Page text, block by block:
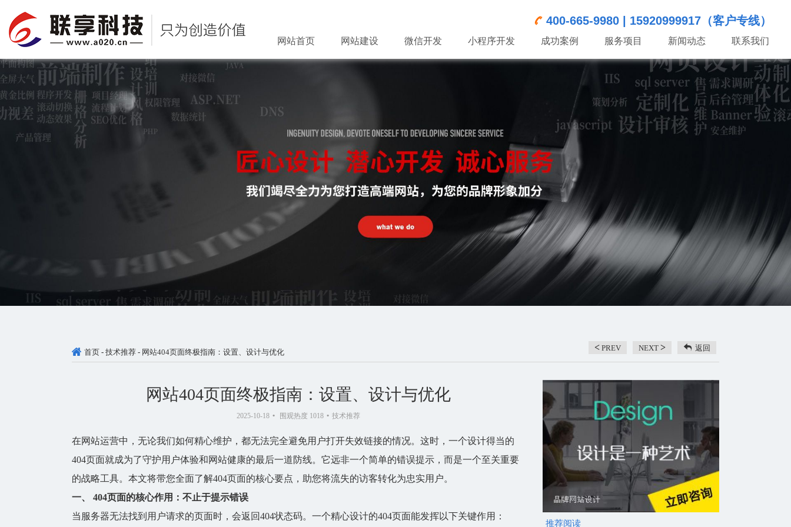
400-665-9980 | 15920999917（客户专线）
网站首页 网站建设 微信开发 小程序开发 成功案例 服务项目 新闻动态 联系我们
首页 - 技术推荐 - 网站404页面终极指南：设置、设计与优化 < PREV NEXT > 返回
网站404页面终极指南：设置、设计与优化
2025-10-18 • 围观热度 1018 • 技术推荐
在网站运营中，无论我们如何精心维护，都无法完全避免用户打开失效链接的情况。这时，一个设计得当的
404页面就成为了守护用户体验和网站健康的最后一道防线。它远非一个简单的错误提示，而是一个至关重要
的战略工具。本文将带您全面了解404页面的核心要点，助您将流失的访客转化为忠实用户。
一、 404页面的核心作用：不止于提示错误
当服务器无法找到用户请求的页面时，会返回404状态码。一个精心设计的404页面能发挥以下关键作用：
推荐阅读